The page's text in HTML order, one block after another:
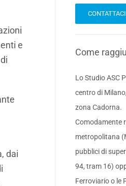
e
dai
CONTATTACI
Come
Lo Studio ASC
centro di
zona Cadorna.
Comodamente
metropolitana
pubblici di
94, tram 16)
Ferroviario o le